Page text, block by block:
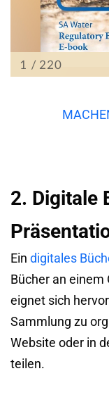
2. Digitale
Ein digitales
Bücher an einem
eignet sich
Sammlung zu
Website oder in
teilen.